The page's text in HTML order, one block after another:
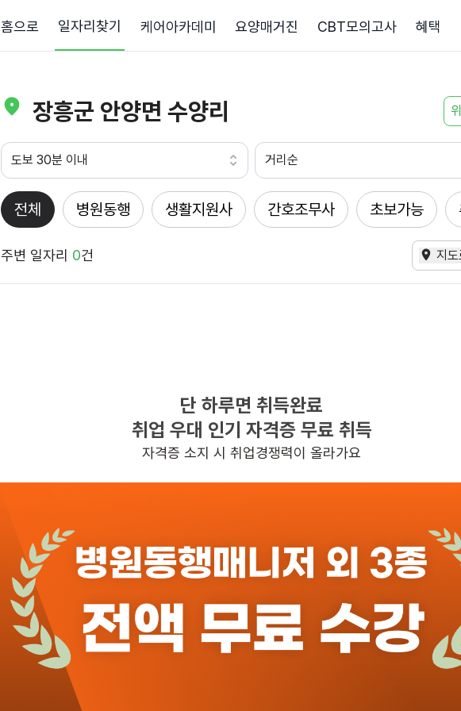
홈으로 일자리찾기 케어아카데미 요양매거진 CBT모의고사 혜택
장흥군 안양면 수양리
도보 30분 이내 거리순
전체 병원동행 생활지원사 간호조무사 초보가능
주변 일자리 0건 지도
찾으시는 조건의 일자리가 없습니다
더욱더 노력하는 케어파트너가 되겠습니다.
단 하루면 취득완료
취업 우대 인기 자격증 무료 취득
자격증 소지 시 취업경쟁력이 올라가요